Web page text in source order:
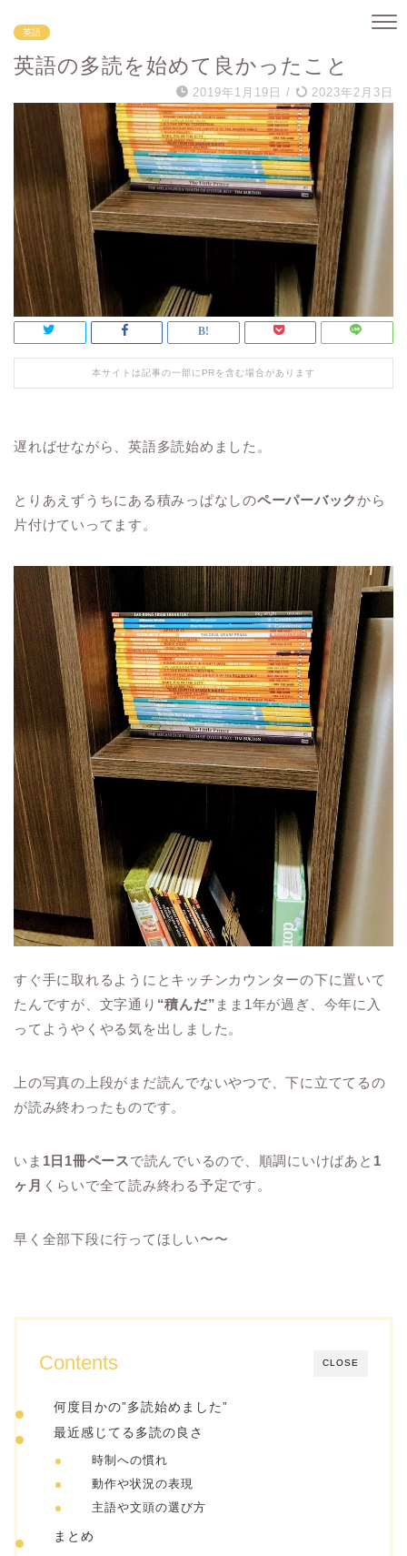
英語
英語の多読を始めて良かったこと
2019年1月19日 / 2023年2月3日
本サイトは記事の一部にPRを含む場合があります
遅ればせながら、英語多読始めました。
とりあえずうちにある積みっぱなしのペーパーバック から
片付けていってます。
すぐ手に取れるようにとキッチンカウンターの下に置いて
たんですが、文字通り “積んだ” まま1年が過ぎ、今年に入
ってようやくやる気を出しました。
上の写真の上段がまだ読んでないやつで、下に立ててるの
が読み終わったものです。
いま 1日1冊ペースで読んでいるので、順調にいけばあと 1
ヶ月 くらいで全て読み終わる予定です。
早く全部下段に行ってほしい〜〜
CLOSE
Contents
何度目かの”多読始めました”
最近感じてる多読の良さ
時制への慣れ
動作や状況の表現
主語や文頭の選び方
まとめ